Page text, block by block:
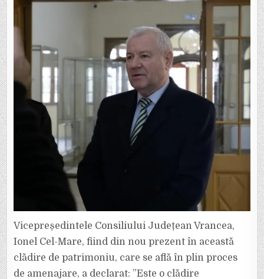
Vicepreședintele Consiliului Județean Vrancea,
Ionel Cel-Mare, fiind din nou prezent în această
clădire de patrimoniu, care se află în plin proces
de amenajare, a declarat: ”Este o clădire